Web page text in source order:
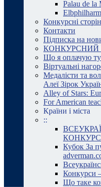
Palau de la
Конкурсні
Контакти
Підписка на
КОНКУРСНИЙ
Що я оплачую
Віртуальні
Медалісти та
Алеї Зірок
Alley of Stars:
For American
Країни і міста
::
Кубок За
Конкурси
Що таке